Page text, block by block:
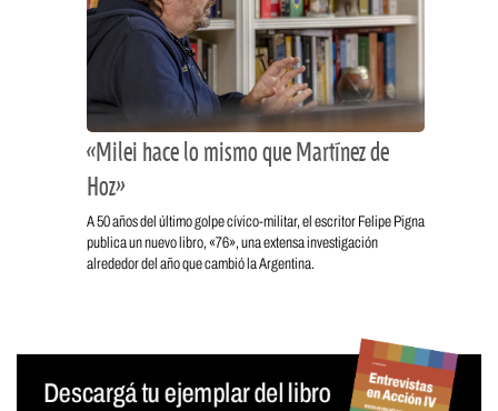
«Milei hace lo mismo que Martínez de
Hoz»
A 50 años del último golpe cívico-militar, el escritor Felipe Pigna
publica un nuevo libro, «76», una extensa investigación
alrededor del año que cambió la Argentina.